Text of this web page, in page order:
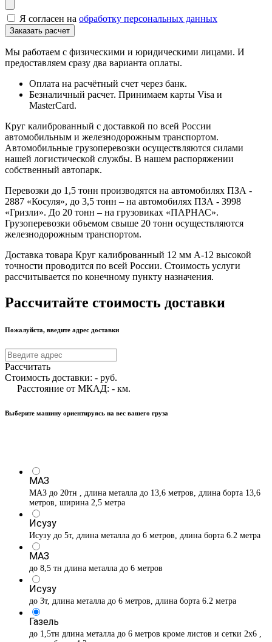
Я согласен на обработку персональных данных
Мы работаем с физическими и юридическими лицами. И
предоставляем сразу два варианта оплаты.
Оплата на расчётный счет через банк.
Безналичный расчет. Принимаем карты Visa и
MasterCard.
Круг калиброванный с доставкой по всей России
автомобильным и железнодорожным транспортом.
Автомобильные грузоперевозки осуществляются силами
нашей логистической службы. В нашем распоряжении
собственный автопарк.
Перевозки до 1,5 тонн производятся на автомобилях ПЗА -
2887 «Косуля», до 3,5 тонн – на автомобилях ПЗА - 3998
«Гризли». До 20 тонн – на грузовиках «ПАРНАС».
Грузоперевозки объемом свыше 20 тонн осуществляются
железнодорожным транспортом.
Доставка товара Круг калиброванный 12 мм А-12 высокой
точности проводится по всей России. Стоимость услуги
рассчитывается по конечному пункту назначения.
Рассчитайте стоимость доставки
Пожалуйста, введите адрес доставки
Рассчитать
Стоимость доставки: - руб.
Расстояние от МКАД: - км.
Выберите машину ориентируясь на вес вашего груза
МАЗ
МАЗ до 20тн , длина металла до 13,6 метров, длина борта 13,6
метров, ширина 2,5 метра
Исузу
Исузу до 5т, длина металла до 6 метров, длина борта 6.2 метра
МАЗ
до 8,5 тн длина металла до 6 метров
Исузу
до 3т, длина металла до 6 метров, длина борта 6.2 метра
Газель
до 1,5тн длина металла до 6 метров кроме листов и сетки 2х6 ,